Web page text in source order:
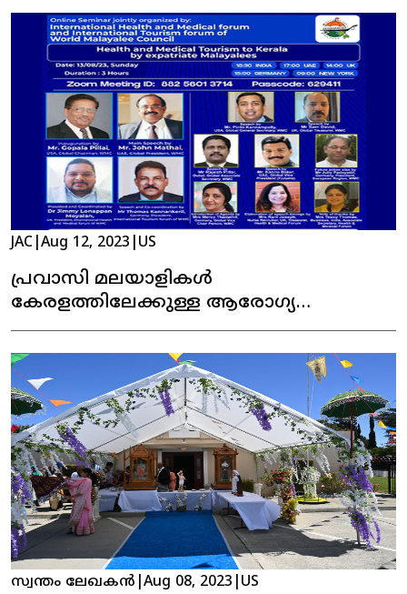
JAC Aug 12, 2023 US
പ്രവാസി മലയാളികൾ
കേരളത്തിലേക്കുള്ള ആരോഗ്യ
മെഡിക്കൽ ടൂറിസം
സ്വന്തം ലേഖകൻ Aug 08, 2023 US